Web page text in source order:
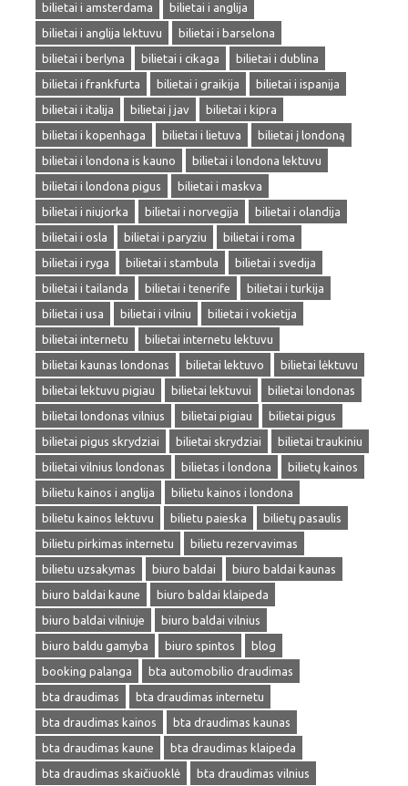
bilietai i amsterdama
bilietai i anglija
bilietai i anglija lektuvu
bilietai i barselona
bilietai i berlyna
bilietai i cikaga
bilietai i dublina
bilietai i frankfurta
bilietai i graikija
bilietai i ispanija
bilietai i italija
bilietai į jav
bilietai i kipra
bilietai i kopenhaga
bilietai i lietuva
bilietai į londoną
bilietai i londona is kauno
bilietai i londona lektuvu
bilietai i londona pigus
bilietai i maskva
bilietai i niujorka
bilietai i norvegija
bilietai i olandija
bilietai i osla
bilietai i paryziu
bilietai i roma
bilietai i ryga
bilietai i stambula
bilietai i svedija
bilietai i tailanda
bilietai i tenerife
bilietai i turkija
bilietai i usa
bilietai i vilniu
bilietai i vokietija
bilietai internetu
bilietai internetu lektuvu
bilietai kaunas londonas
bilietai lektuvo
bilietai lėktuvu
bilietai lektuvu pigiau
bilietai lektuvui
bilietai londonas
bilietai londonas vilnius
bilietai pigiau
bilietai pigus
bilietai pigus skrydziai
bilietai skrydziai
bilietai traukiniu
bilietai vilnius londonas
bilietas i londona
bilietų kainos
bilietu kainos i anglija
bilietu kainos i londona
bilietu kainos lektuvu
bilietu paieska
bilietų pasaulis
bilietu pirkimas internetu
bilietu rezervavimas
bilietu uzsakymas
biuro baldai
biuro baldai kaunas
biuro baldai kaune
biuro baldai klaipeda
biuro baldai vilniuje
biuro baldai vilnius
biuro baldu gamyba
biuro spintos
blog
booking palanga
bta automobilio draudimas
bta draudimas
bta draudimas internetu
bta draudimas kainos
bta draudimas kaunas
bta draudimas kaune
bta draudimas klaipeda
bta draudimas skaičiuoklė
bta draudimas vilnius